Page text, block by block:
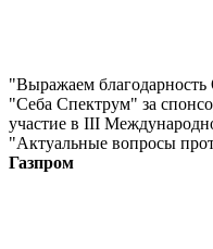
"Выражаем
"Себа Спектрум" за
участие в III
"Актуальные вопросы
Газпром